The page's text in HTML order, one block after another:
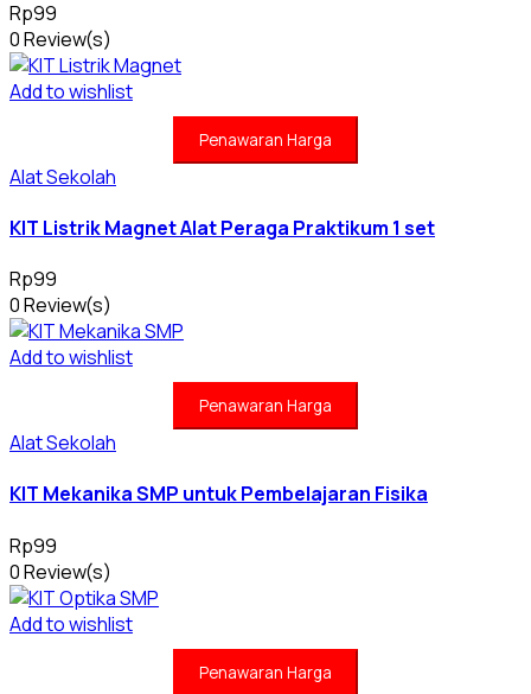
angka (99,5%)
Click Here
Rp99
0 Review(s)
Add to wishlist
Penawaran Harga
Alat Sekolah
KIT Listrik Magnet Alat Peraga Praktikum 1 set
Rp99
0 Review(s)
Add to wishlist
Penawaran Harga
Alat Sekolah
KIT Mekanika SMP untuk Pembelajaran Fisika
Rp99
0 Review(s)
Add to wishlist
Penawaran Harga